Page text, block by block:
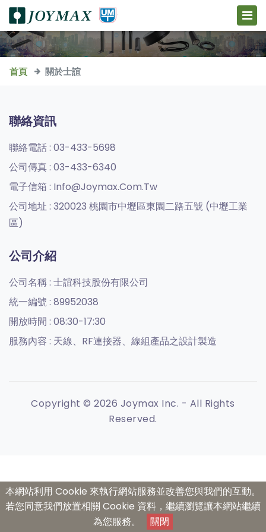
首頁 關於士誼
聯絡資訊
聯絡電話 : 03-433-5698
公司傳真 : 03-433-6340
電子信箱 : Info@joymax.com.tw
公司地址 : 320023 桃園市中壢區東園二路五號 (中壢工業
區)
公司介紹
公司名稱 : 士誼科技股份有限公司
統一編號 : 89952038
開放時間 : 08:30-17:30
服務內容 : 天線、RF連接器、線組產品之設計製造
Copyright © 2026 Joymax Inc. - All Rights
Reserved.
本網站利用 Cookie 來執行網站服務並改善您與我們的互動。
若您同意我們放置相關 Cookie 資料，繼續瀏覽讓本網站繼續
為您服務。